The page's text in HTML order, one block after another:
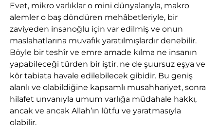
Evet, mikro varlıklar o mini dünyalarıyla, makro
alemler o baş döndüren mehâbetleriyle, bir
zaviyeden insanoğlu için var edilmiş ve onun
maslahatlarına muvafık yaratılmışlardır denebilir.
Böyle bir teshîr ve emre amade kılma ne insanın
yapabileceği türden bir iştir, ne de şuursuz eşya ve
kör tabiata havale edilebilecek gibidir. Bu geniş
alanlı ve olabildiğine kapsamlı musahhariyet, sonra
hilafet unvanıyla umum varlığa müdahale hakkı,
ancak ve ancak Allah’ın lûtfu ve yaratmasıyla
olabilir.